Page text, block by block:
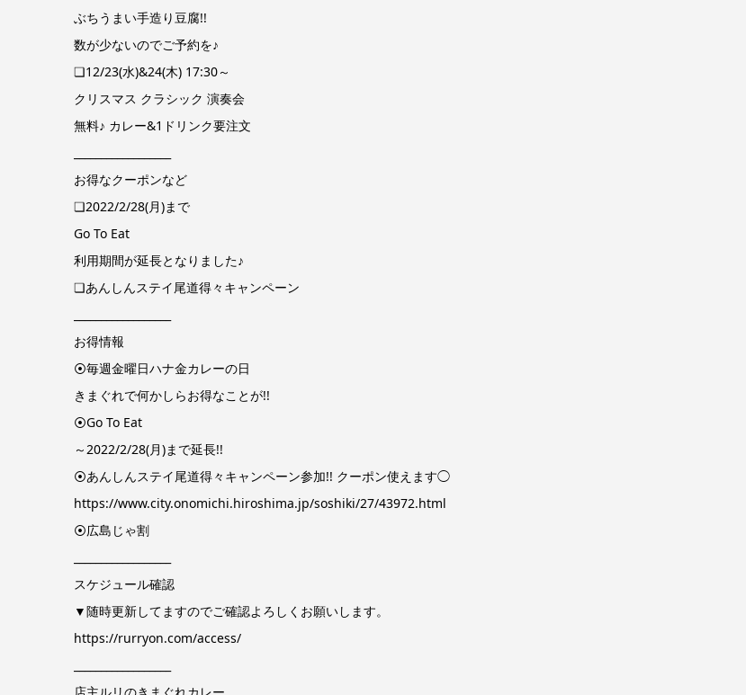
ぶちうまい手造り豆腐!!
数が少ないのでご予約を♪
❏12/23(水)&24(木) 17:30～
クリスマス クラシック 演奏会
無料♪ カレー&1ドリンク要注文
お得なクーポンなど
❏2022/2/28(月)まで
Go To Eat
利用期間が延長となりました♪
❏あんしんステイ尾道得々キャンペーン
お得情報
⦿毎週金曜日ハナ金カレーの日
きまぐれで何かしらお得なことが!!
⦿Go To Eat
～2022/2/28(月)まで延長!!
⦿あんしんステイ尾道得々キャンペーン参加!! クーポン使えます◯
https://www.city.onomichi.hiroshima.jp/soshiki/27/43972.html
⦿広島じゃ割
スケジュール確認
▼随時更新してますのでご確認よろしくお願いします。
https://rurryon.com/access/